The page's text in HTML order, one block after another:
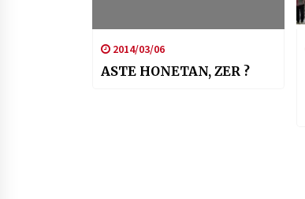
2014/03/06
ASTE HONETAN, ZER ?